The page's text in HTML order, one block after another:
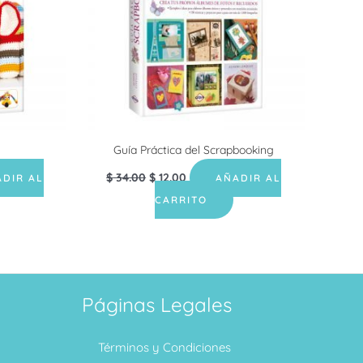
AL
Guía Práctica del Scrapbooking
$34.00 $12.00
AÑADIR AL
CARRITO
Páginas Legales
Términos y Condiciones